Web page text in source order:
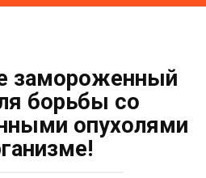
замороженный
борьбы со
опухолями